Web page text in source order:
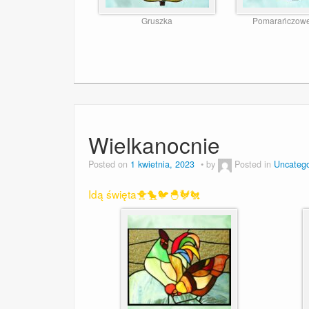
Gruszka
Wielkanocnie
Posted on 1 kwietnia, 2023 by Posted in
Idą święta🐥🐤🐦🐣🐓🐔